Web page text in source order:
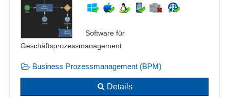
Software für
Geschäftsprozessmanagement
Business Prozessmanagement (BPM)
Details